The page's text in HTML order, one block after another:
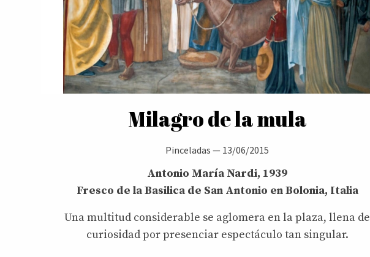
Milagro de la mula
Pinceladas — 13/06/2015
Antonio María Nardi, 1939
Fresco de la Basilica de San Antonio en Bolonia, Italia
Una multitud considerable se aglomera en la plaza, llena de
curiosidad por presenciar espectáculo tan singular.